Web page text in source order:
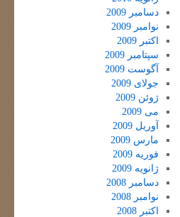
دسامبر 2009
نوامبر 2009
اکتبر 2009
سپتامبر 2009
آگوست 2009
جولای 2009
ژوئن 2009
می 2009
آوریل 2009
مارس 2009
فوریه 2009
ژانویه 2009
دسامبر 2008
نوامبر 2008
اکتبر 2008